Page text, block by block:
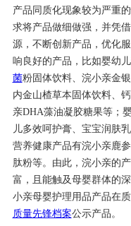
产品同质化现象较为严重的
求将产品做细做强，并凭
源，不断创新产品，优化
响良好的产品，比如婴幼
菌粉固体饮料、 浣小亲金
内金山楂草本固体饮料、
亲DHA藻油凝胶糖果等；
儿多效呵护膏、宝宝润肤
营养健康产品有浣小亲鹿参
肽粉等。由此， 浣小亲的
富，且能触及母婴群体的深
小亲母婴护理用品产品在
质量先锋档案公示产品。